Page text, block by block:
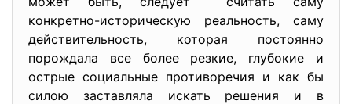
конкретно-историческую реальность, саму
действительность, которая постоянно
порождала все более резкие, глубокие и
острые социальные противоречия и как бы
силою заставляла искать решения и в